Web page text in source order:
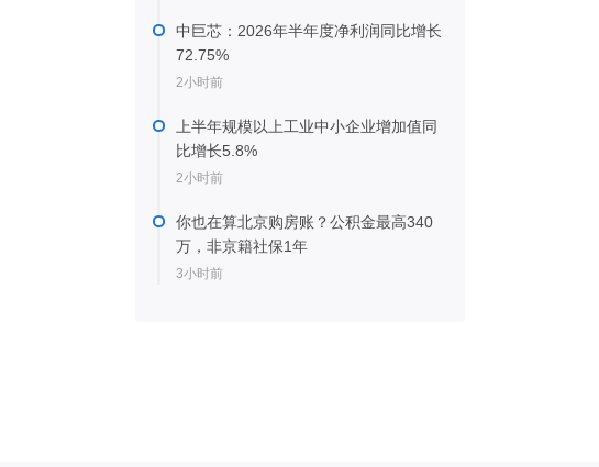
中巨芯：2026年半年度净利润同比增长
72.75%
2小时前
上半年规模以上工业中小企业增加值同
比增长5.8%
2小时前
你也在算北京购房账？公积金最高340
万，非京籍社保1年
3小时前